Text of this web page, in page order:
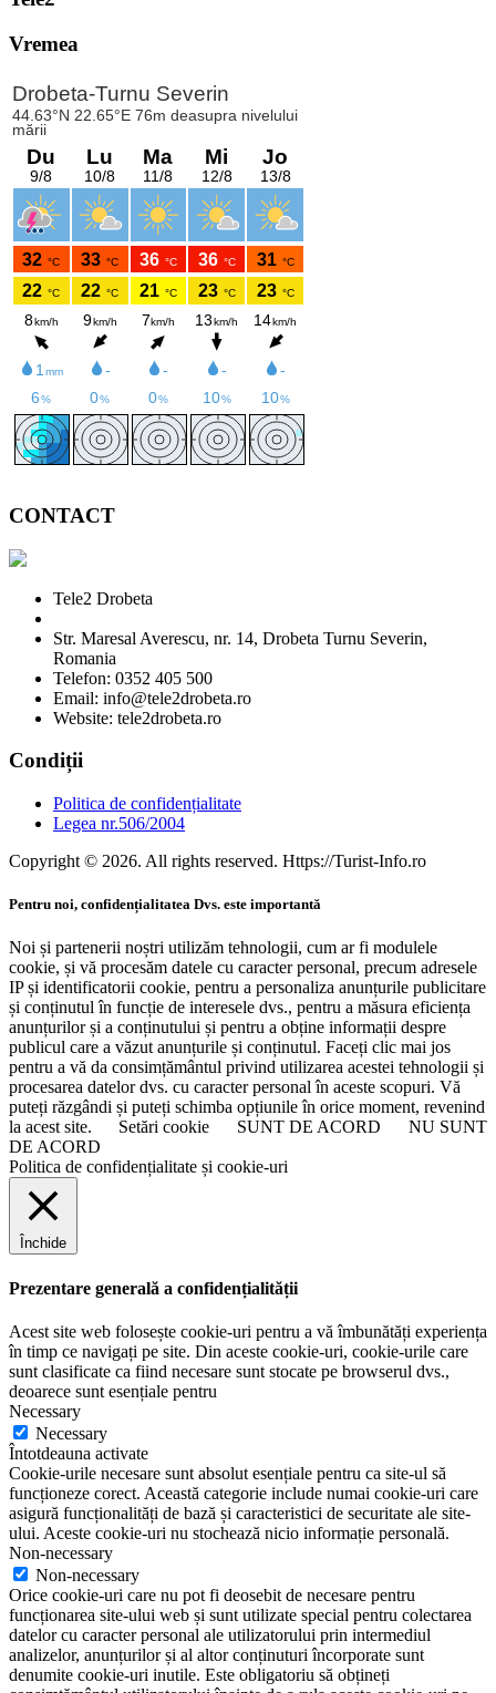
Vremea
CONTACT
Tele2 Drobeta
Str. Maresal Averescu, nr. 14, Drobeta Turnu Severin,
Romania
Telefon: 0352 405 500
Email: info@tele2drobeta.ro
Website: tele2drobeta.ro
Condiții
Politica de confidențialitate
Legea nr.506/2004
Copyright © 2026. All rights reserved. Https://Turist-Info.ro
Pentru noi, confidențialitatea Dvs. este importantă
Noi și partenerii noștri utilizăm tehnologii, cum ar fi modulele
cookie, și vă procesăm datele cu caracter personal, precum adresele
IP și identificatorii cookie, pentru a personaliza anunțurile publicitare
și conținutul în funcție de interesele dvs., pentru a măsura eficiența
anunțurilor și a conținutului și pentru a obține informații despre
publicul care a văzut anunțurile și conținutul. Faceți clic mai jos
pentru a vă da consimțământul privind utilizarea acestei tehnologii și
procesarea datelor dvs. cu caracter personal în aceste scopuri. Vă
puteți răzgândi și puteți schimba opțiunile în orice moment, revenind
la acest site.
Setări cookie SUNT DE ACORD
NU SUNT
DE ACORD
Politica de confidențialitate și cookie-uri
Închide
Prezentare generală a confidențialității
Acest site web folosește cookie-uri pentru a vă îmbunătăți experiența
în timp ce navigați pe site. Din aceste cookie-uri, cookie-urile care
sunt clasificate ca fiind necesare sunt stocate pe browserul dvs.,
deoarece sunt esențiale pentru
Necessary
Necessary
Întotdeauna activate
Cookie-urile necesare sunt absolut esențiale pentru ca site-ul să
funcționeze corect. Această categorie include numai cookie-uri care
asigură funcționalități de bază și caracteristici de securitate ale site-
ului. Aceste cookie-uri nu stochează nicio informație personală.
Non-necessary
Non-necessary
Orice cookie-uri care nu pot fi deosebit de necesare pentru
funcționarea site-ului web și sunt utilizate special pentru colectarea
datelor cu caracter personal ale utilizatorului prin intermediul
analizelor, anunțurilor și al altor conținuturi încorporate sunt
denumite cookie-uri inutile. Este obligatoriu să obțineți